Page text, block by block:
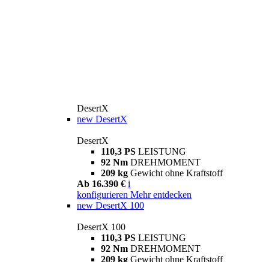
DesertX
new DesertX
DesertX
110,3 PS LEISTUNG
92 Nm DREHMOMENT
209 kg Gewicht ohne Kraftstoff
Ab 16.390 € i
konfigurieren Mehr entdecken
new DesertX 100
DesertX 100
110,3 PS LEISTUNG
92 Nm DREHMOMENT
209 kg Gewicht ohne Kraftstoff